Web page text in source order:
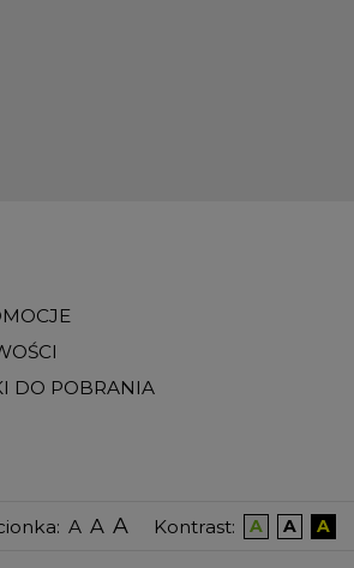
DO POBRANIA
: A A A Kontrast: A A A